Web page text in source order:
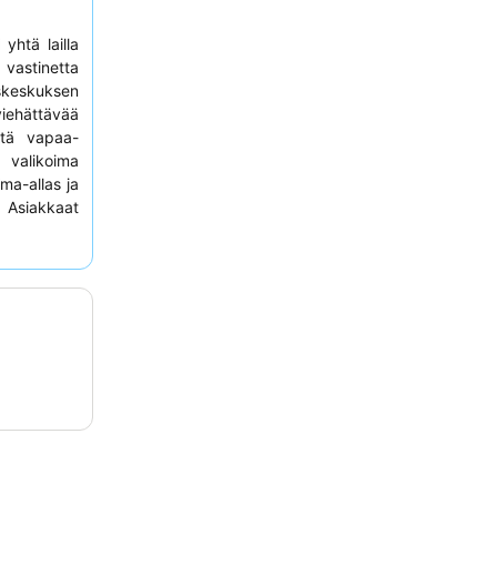
yhtä lailla
vastinetta
vapaa-
valikoima
allas ja